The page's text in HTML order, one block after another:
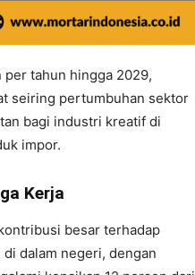
tahun hingga 2029,
seiring pertumbuhan sektor
bagi industri kreatif di
impor.
Kerja
besar terhadap
dalam negeri, dengan